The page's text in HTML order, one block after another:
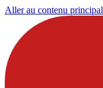
Aller au contenu principal